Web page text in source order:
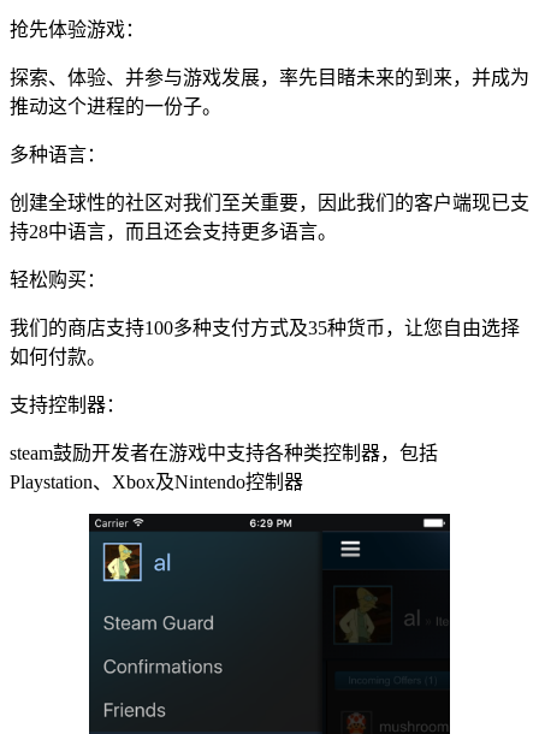
抢先体验游戏：
探索、体验、并参与游戏发展，率先目睹未来的到来，并成为
推动这个进程的一份子。
多种语言：
创建全球性的社区对我们至关重要，因此我们的客户端现已支
持28中语言，而且还会支持更多语言。
轻松购买：
我们的商店支持100多种支付方式及35种货币，让您自由选择
如何付款。
支持控制器：
steam鼓励开发者在游戏中支持各种类控制器，包括
Playstation、Xbox及Nintendo控制器